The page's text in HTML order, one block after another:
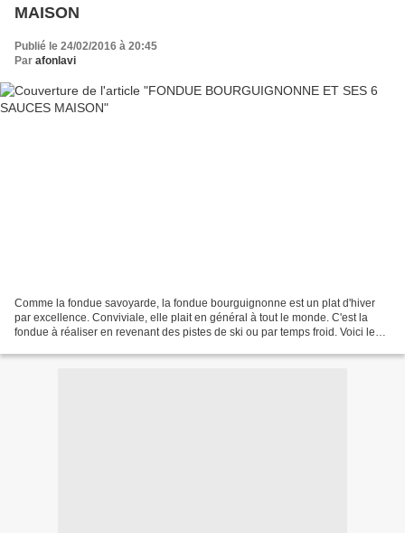
MAISON
Publié le 24/02/2016 à 20:45
Par afonlavi
Comme la fondue savoyarde, la fondue bourguignonne est un plat d'hiver
par excellence. Conviviale, elle plait en général à tout le monde. C'est la
fondue à réaliser en revenant des pistes de ski ou par temps froid. Voici le